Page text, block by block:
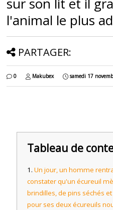
sur son lit et il
l'animal le plus
PARTAGER:
0 Makubex samedi 17
Tableau de
Un jour, un homme
constater qu'un écureuil
brindilles, de pins séchés
pour ses deux écureuils